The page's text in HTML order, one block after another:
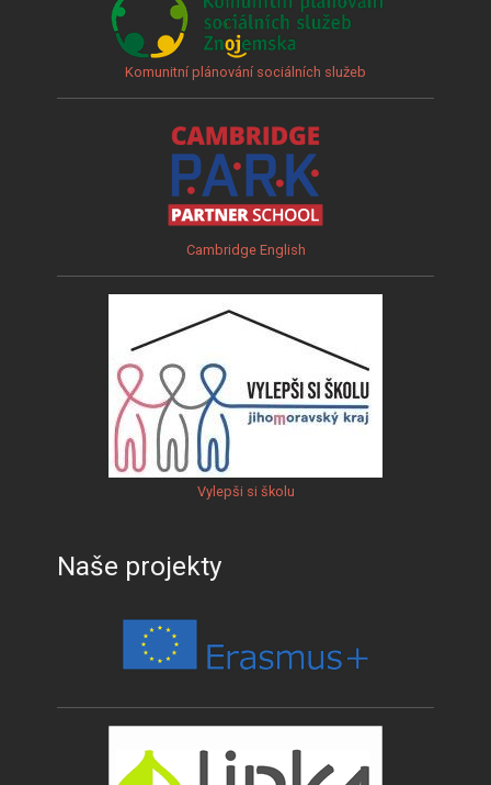
Komunitní plánování sociálních služeb
Cambridge English
Vylepši si školu
Naše projekty